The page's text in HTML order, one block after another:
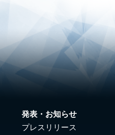
発表・お知らせ
プレスリリース